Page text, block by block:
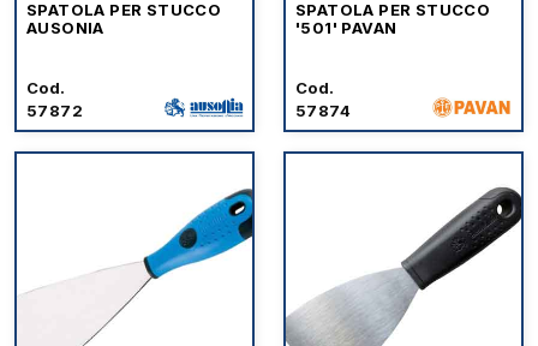
SPATOLA PER STUCCO
AUSONIA
Cod.
57872
SPATOLA PER STUCCO
'501' PAVAN
Cod.
57874